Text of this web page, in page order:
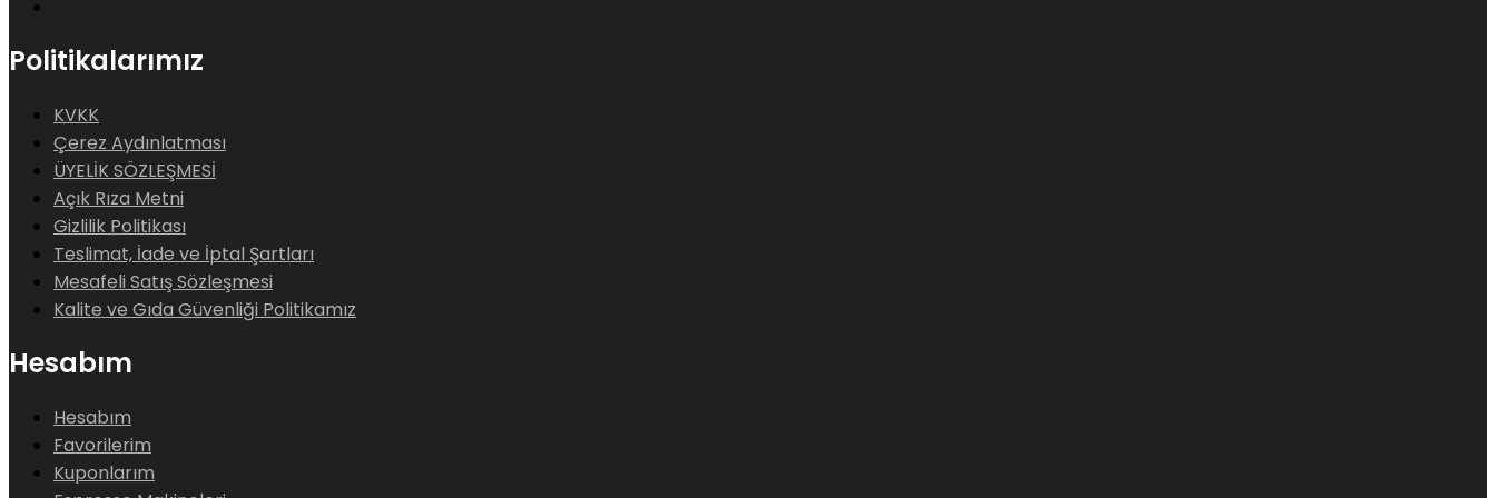
Politikalarımız
KVKK
Çerez Aydınlatması
ÜYELİK SÖZLEŞMESİ
Açık Rıza Metni
Gizlilik Politikası
Teslimat, İade ve İptal Şartları
Mesafeli Satış Sözleşmesi
Kalite ve Gıda Güvenliği Politikamız
Hesabım
Hesabım
Favorilerim
Kuponlarım